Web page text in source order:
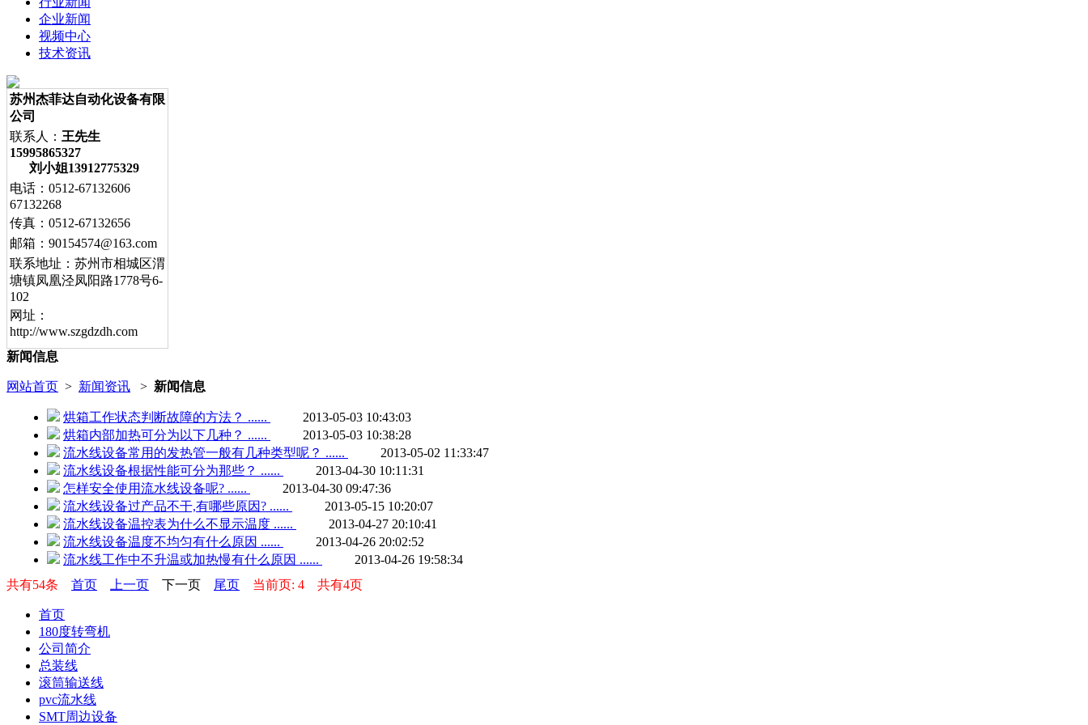
企业新闻
视频中心
技术资讯
苏州杰菲达自动化设备有限
公司
联系人： 王先生
15995865327
刘小姐13912775329
电话： 0512-67132606
67132268
传真： 0512-67132656
邮箱： 90154574@163.com
联系地址： 苏州市相城区渭
塘镇凤凰泾凤阳路1778号6-
102
网址：
http://www.szgdzdh.com
新闻信息
网站首页 > 新闻资讯 > 新闻信息
烘箱工作状态判断故障的方法？ ......
2013-05-03 10:43:03
烘箱内部加热可分为以下几种？ ......
2013-05-03 10:38:28
流水线设备常用的发热管一般有几种类型呢？ ......
2013-05-02 11:33:47
流水线设备根据性能可分为那些？ ......
2013-04-30 10:11:31
怎样安全使用流水线设备呢? ......
2013-04-30 09:47:36
流水线设备过产品不干,有哪些原因? ......
2013-05-15 10:20:07
流水线设备温控表为什么不显示温度 ......
2013-04-27 20:10:41
流水线设备温度不均匀有什么原因 ......
2013-04-26 20:02:52
流水线工作中不升温或加热慢有什么原因 ......
2013-04-26 19:58:34
共有54条
首页 上一页 下一页 尾页 当前页: 4 共有4页
首页
180度转弯机
公司简介
总装线
滚筒输送线
pvc流水线
SMT周边设备